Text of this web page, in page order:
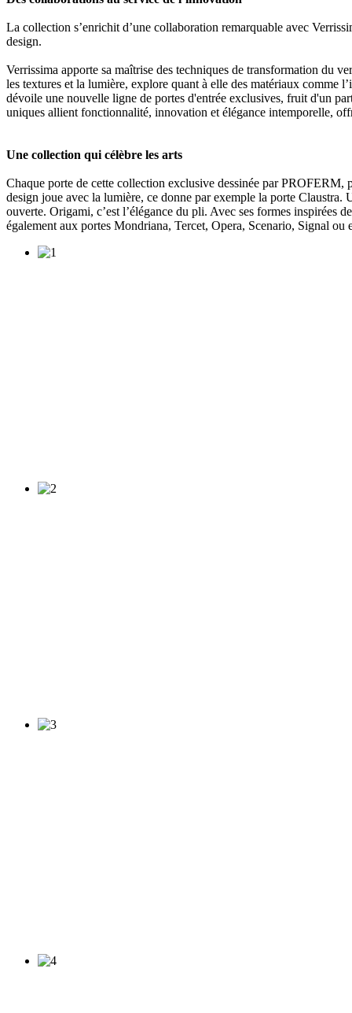
La collection s’enrichit d’une collaboration remarquable avec
design.
Verrissima apporte sa maîtrise des techniques de transformation du
les textures et la lumière, explore quant à elle des matériaux comme
dévoile une nouvelle ligne de portes d'entrée exclusives, fruit d'un
uniques allient fonctionnalité, innovation et élégance intemporelle,
Une collection qui célèbre les arts
Chaque porte de cette collection exclusive dessinée par PROFERM,
design joue avec la lumière, ce donne par exemple la porte Claustra.
ouverte. Origami, c’est l’élégance du pli. Avec ses formes inspirées
également aux portes Mondriana, Tercet, Opera, Scenario, Signal